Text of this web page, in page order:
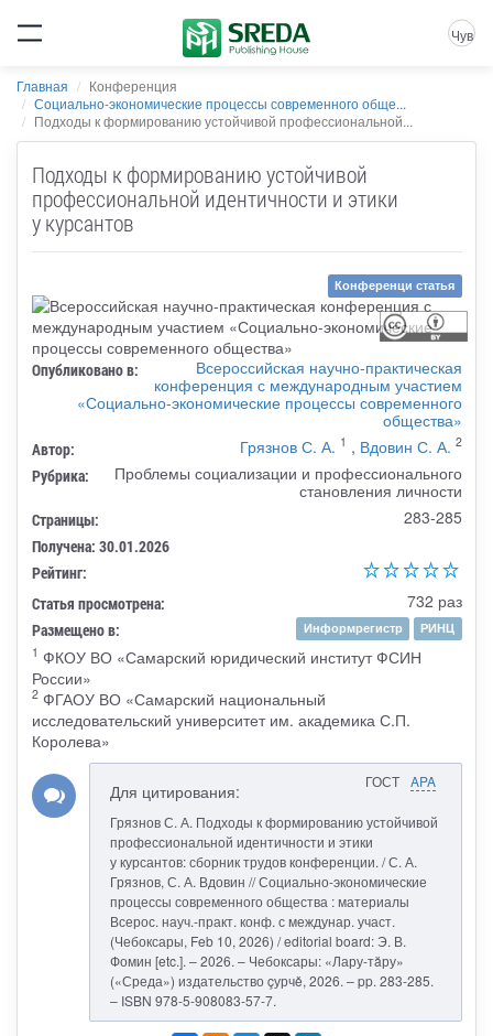
Чув
Главная
Конференция
Социально-экономические процессы современного обще...
Подходы к формированию устойчивой профессиональной...
Подходы к формированию устойчивой
профессиональной идентичности и этики
у курсантов
Конференци статья
Опубликовано в:
Всероссийская научно-практическая
конференция с международным участием
«Социально-экономические процессы современного
общества»
Автор: Грязнов С. А. 1 , Вдовин С. А. 2
Рубрика:
Проблемы социализации и профессионального
становления личности
Страницы: 283-285
Получена: 30.01.2026
Рейтинг:
Статья просмотрена:
732 раз
Размещено в: Информрегистр
РИНЦ
1 ФКОУ ВО «Самарский юридический институт ФСИН
России»
2ФГАОУ ВО «Самарский национальный
исследовательский университет им. академика С.П.
Королева»
ГОСТ APA
Для цитирования:
Грязнов С. А. Подходы к формированию устойчивой
профессиональной идентичности и этики
у курсантов: сборник трудов конференции. / С. А.
Грязнов, С. А. Вдовин // Социально-экономические
процессы современного общества : материалы
Всерос. науч.-практ. конф. с междунар. участ.
(Чебоксары, Feb 10, 2026) / editorial board: Э. В.
Фомин [etc.]. – 2026. – Чебоксары: «Лару-тăру»
(«Среда») издательство çурчě, 2026. – pp. 283-285.
– ISBN 978-5-908083-57-7.